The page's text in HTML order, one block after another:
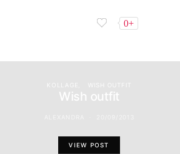
0+
KOLLAGE WISH OUTFIT
Wish outfit
VIEW POST